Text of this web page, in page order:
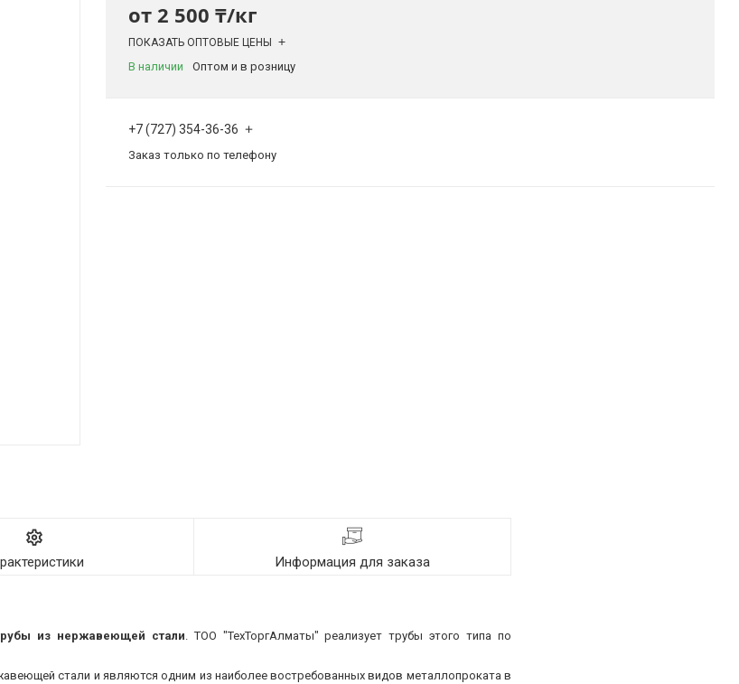
от 2 500 ₸/кг
ПОКАЗАТЬ ОПТОВЫЕ ЦЕНЫ
В наличии Оптом и в розницу
+7 (727) 354-36-36
Заказ только по телефону
Информация для заказа
из нержавеющей стали. ТОО "ТехТоргАлматы" реализует трубы этого типа по
стали и являются одним из наиболее востребованных видов металлопроката в